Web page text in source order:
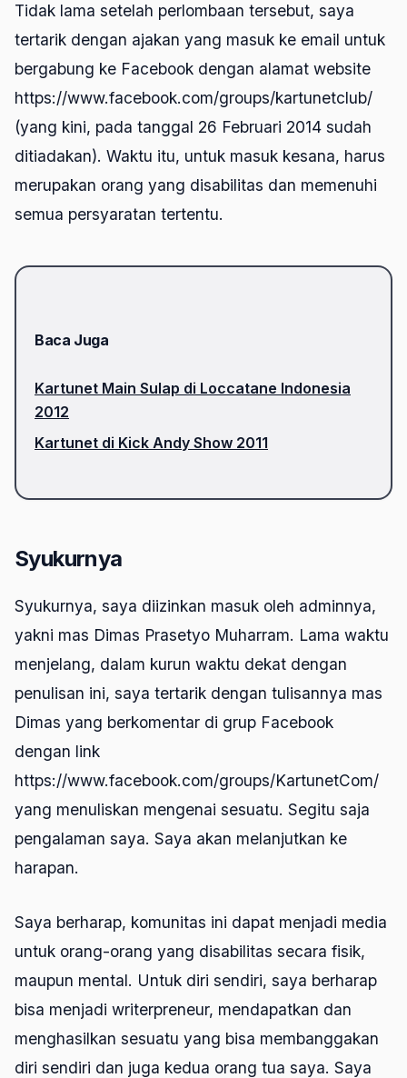
Tidak lama setelah perlombaan tersebut, saya
tertarik dengan ajakan yang masuk ke email untuk
bergabung ke Facebook dengan alamat website
https://www.facebook.com/groups/kartunetclub/
(yang kini, pada tanggal 26 Februari 2014 sudah
ditiadakan). Waktu itu, untuk masuk kesana, harus
merupakan orang yang disabilitas dan memenuhi
semua persyaratan tertentu.
Baca Juga
Kartunet Main Sulap di Loccatane Indonesia
2012
Kartunet di Kick Andy Show 2011
Syukurnya
Syukurnya, saya diizinkan masuk oleh adminnya,
yakni mas Dimas Prasetyo Muharram. Lama waktu
menjelang, dalam kurun waktu dekat dengan
penulisan ini, saya tertarik dengan tulisannya mas
Dimas yang berkomentar di grup Facebook
dengan link
https://www.facebook.com/groups/KartunetCom/
yang menuliskan mengenai sesuatu. Segitu saja
pengalaman saya. Saya akan melanjutkan ke
harapan.
Saya berharap, komunitas ini dapat menjadi media
untuk orang-orang yang disabilitas secara fisik,
maupun mental. Untuk diri sendiri, saya berharap
bisa menjadi writerpreneur, mendapatkan dan
menghasilkan sesuatu yang bisa membanggakan
diri sendiri dan juga kedua orang tua saya. Saya